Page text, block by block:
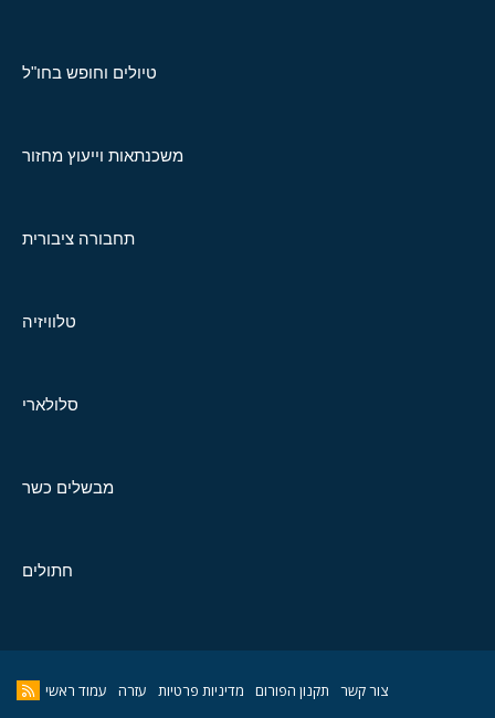
טיולים וחופש בחו"ל
משכנתאות וייעוץ מחזור
תחבורה ציבורית
טלוויזיה
סלולארי
מבשלים כשר
חתולים
צור קשר תקנון הפורום מדיניות פרטיות עזרה עמוד ראשי